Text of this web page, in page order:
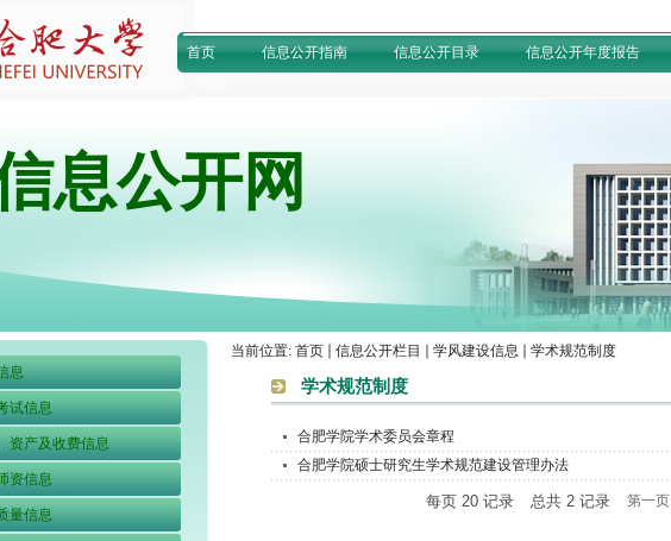
首页 信息公开指南 信息公开目录 信息公开年度报告
息公开网
息
试信息
资产及收费信息
资信息
量信息
当前位置: 首页 信息公开栏目 学风建设信息 学术规范制度
学术规范制度
合肥学院学术委员会章程
合肥学院硕士研究生学术规范建设管理办法
每页 20 记录 总共 2 记录 第一页